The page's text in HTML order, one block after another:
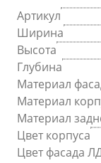
Артикул
Ширина
Высота
Глубина
Материал
Материал
Материал
Цвет корпуса
Цвет фасада